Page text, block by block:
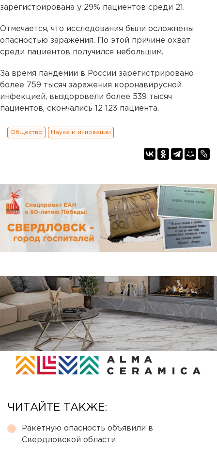
зарегистрирована у 29% пациентов среди 21.
Отмечается, что исследования были осложнены
опасностью заражения. По этой причине охват
среди пациентов получился небольшим.
За время пандемии в России зарегистрировано
более 759 тысяч заражения коронавирусной
инфекцией, выздоровели более 539 тысяч
пациентов, скончались 12 123 пациента.
Общество Наука и инновации
ЧИТАЙТЕ ТАКЖЕ:
Ракетную опасность объявили в
Свердловской области